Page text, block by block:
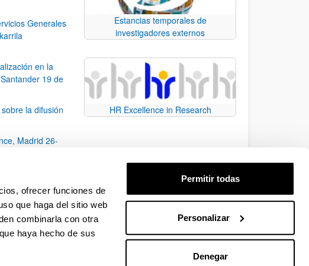
ofrecer funciones de
que haga del sitio web
combinarla con otra
haya hecho de sus
Permitir todas
Personalizar
Denegar
Generales
en la
19 de
la difusión
Madrid 26-
Use TAB para desplazarse.
Estancias temporales de
investigadores externos
HR Excellence in Research